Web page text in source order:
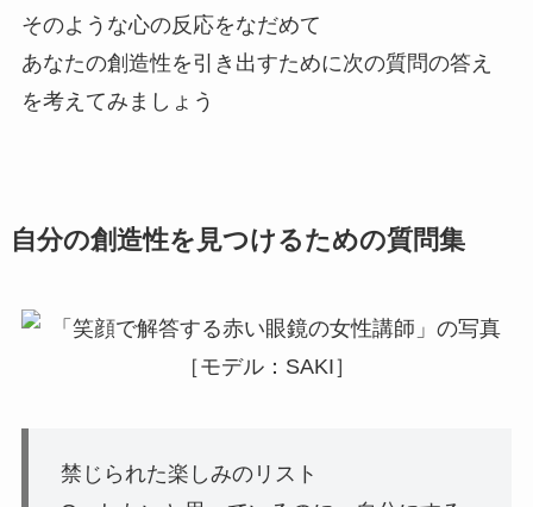
そのような心の反応をなだめて
あなたの創造性を引き出すために次の質問の答え
を考えてみましょう
自分の創造性を見つけるための質問集
禁じられた楽しみのリスト